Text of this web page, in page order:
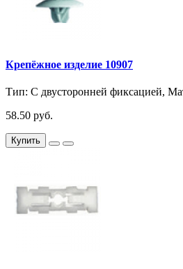
Крепёжное изделие 10907
Тип: С двусторонней фиксацией,
58.50 руб.
Купить